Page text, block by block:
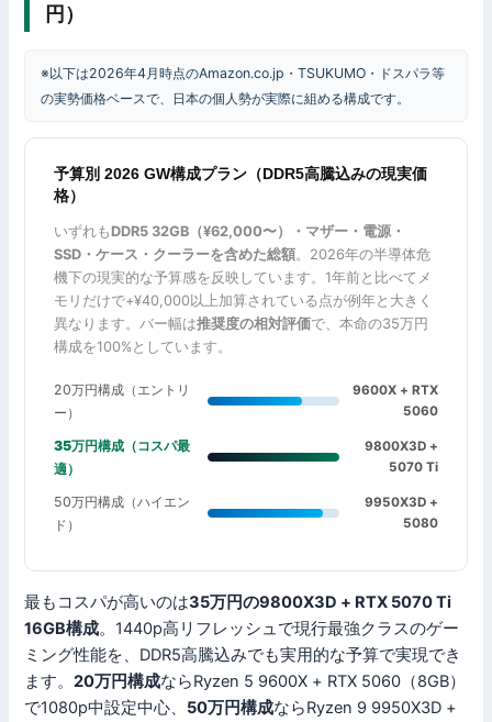
円）
※以下は2026年4月時点のAmazon.co.jp・TSUKUMO・ドスパラ等
の実勢価格ベースで、日本の個人勢が実際に組める構成です。
予算別 2026 GW構成プラン（DDR5高騰込みの現実価
格）
いずれも DDR5 32GB（¥62,000〜）・マザー・電源・
SSD・ケース・クーラーを含めた総額。2026年の半導体危
機下の現実的な予算感を反映しています。1年前と比べてメ
モリだけで+¥40,000以上加算されている点が例年と大きく
異なります。バー幅は推奨度の相対評価で、本命の35万円
構成を100%としています。
20万円構成（エントリ
ー）
9600X + RTX
5060
35万円構成（コスパ最
適）
9800X3D +
5070 Ti
50万円構成（ハイエン
ド）
9950X3D +
5080
最もコスパが高いのは35万円の9800X3D + RTX 5070 Ti
16GB構成。1440p高リフレッシュで現行最強クラスのゲー
ミング性能を、DDR5高騰込みでも実用的な予算で実現でき
ます。20万円構成ならRyzen 5 9600X + RTX 5060（8GB）
で1080p中設定中心、 50万円構成ならRyzen 9 9950X3D +